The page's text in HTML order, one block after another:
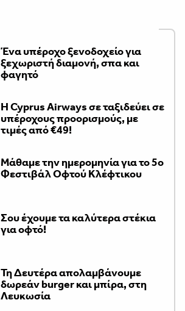
Ένα υπέροχο ξενοδοχείο για
ξεχωριστή διαμονή, σπα και
φαγητό
H Cyprus Airways σε ταξιδεύει σε
υπέροχους προορισμούς, με
τιμές από €49!
Μάθαμε την ημερομηνία για το 5ο
Φεστιβάλ Οφτού Κλέφτικου
Σου έχουμε τα καλύτερα στέκια
για οφτό!
Τη Δευτέρα απολαμβάνουμε
δωρεάν burger και μπίρα, στη
Λευκωσία